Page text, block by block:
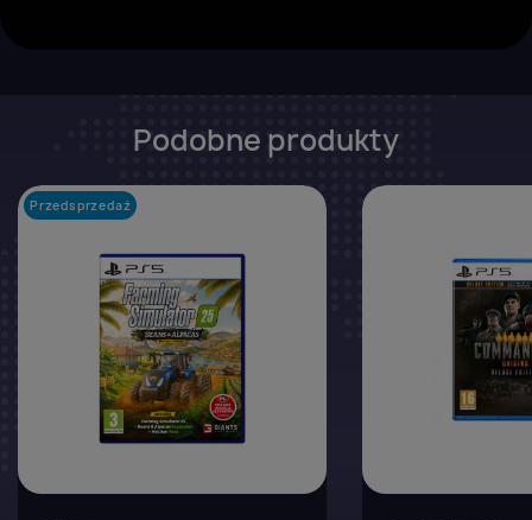
Podobne produkty
Przedsprzedaż